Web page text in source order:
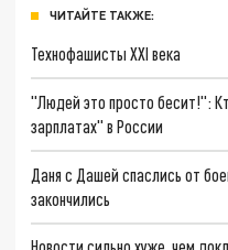
ЧИТАЙТЕ ТАКЖЕ:
Технофашисты XXI века
"Людей это просто бесит!":
зарплатах" в России
Даня с Дашей спаслись от
закончились